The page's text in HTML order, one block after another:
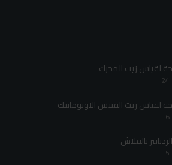
لقياس زيت المحرك
24
لقياس زيت الفتيس الاوتوماتيك
6
بالفلاش
5